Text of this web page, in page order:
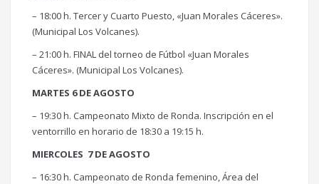
– 18:00 h. Tercer y Cuarto Puesto, «Juan Morales Cáceres».
(Municipal Los Volcanes).
– 21:00 h. FINAL del torneo de Fútbol «Juan Morales
Cáceres». (Municipal Los Volcanes).
MARTES 6 DE AGOSTO
– 19:30 h. Campeonato Mixto de Ronda. Inscripción en el
ventorrillo en horario de 18:30 a 19:15 h.
MIERCOLES 7 DE AGOSTO
– 16:30 h. Campeonato de Ronda femenino, Área del